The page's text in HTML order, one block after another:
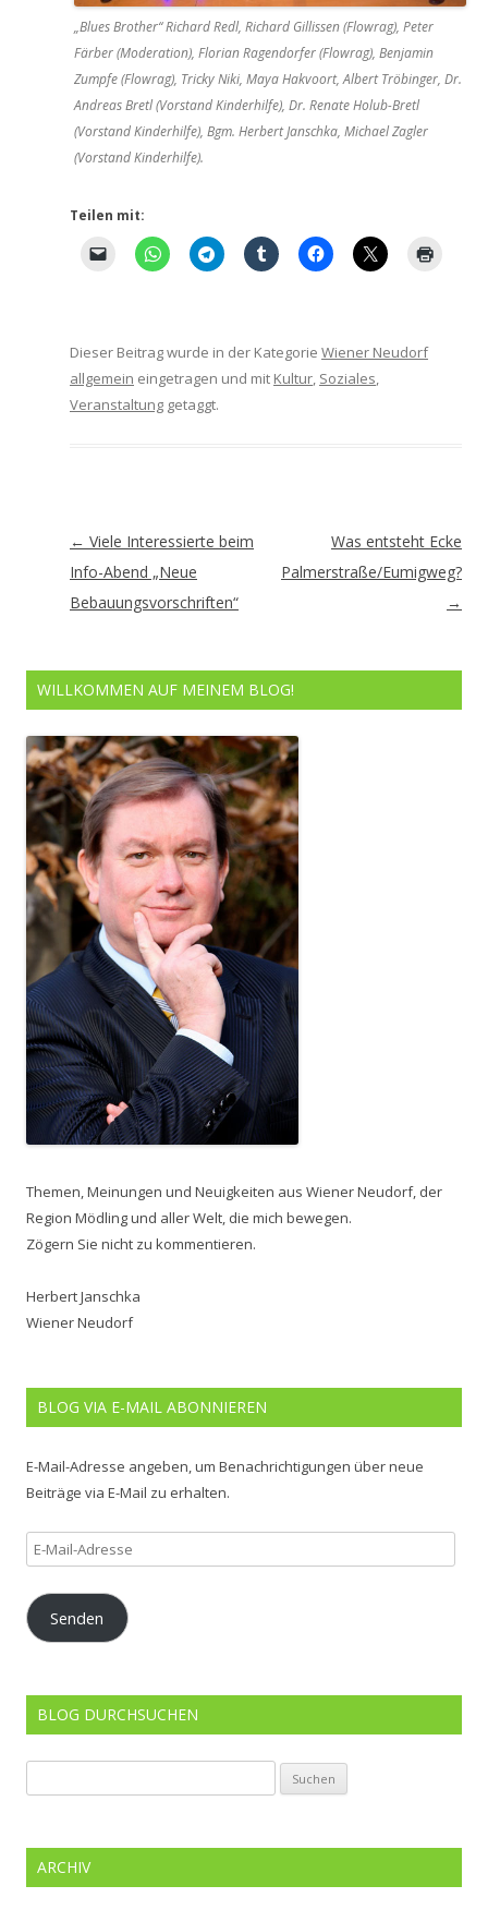
„Blues Brother“ Richard Redl, Richard Gillissen (Flowrag), Peter
Färber (Moderation), Florian Ragendorfer (Flowrag), Benjamin
Zumpfe (Flowrag), Tricky Niki, Maya Hakvoort, Albert Tröbinger, Dr.
Andreas Bretl (Vorstand Kinderhilfe), Dr. Renate Holub-Bretl
(Vorstand Kinderhilfe), Bgm. Herbert Janschka, Michael Zagler
(Vorstand Kinderhilfe).
Teilen mit:
Dieser Beitrag wurde in der Kategorie Wiener Neudorf
allgemein eingetragen und mit Kultur, Soziales,
Veranstaltung getaggt.
Artikel-
Navigation
← Viele Interessierte beim
Info-Abend „Neue
Bebauungsvorschriften“
Was entsteht Ecke
Palmerstraße/Eumigweg?
→
WILLKOMMEN AUF MEINEM BLOG!
Themen, Meinungen und Neuigkeiten aus Wiener Neudorf, der
Region Mödling und aller Welt, die mich bewegen.
Zögern Sie nicht zu kommentieren.
Herbert Janschka
Wiener Neudorf
BLOG VIA E-MAIL ABONNIEREN
E-Mail-Adresse angeben, um Benachrichtigungen über neue
Beiträge via E-Mail zu erhalten.
E-
Mail-
Adresse
Senden
BLOG DURCHSUCHEN
nach:
ARCHIV